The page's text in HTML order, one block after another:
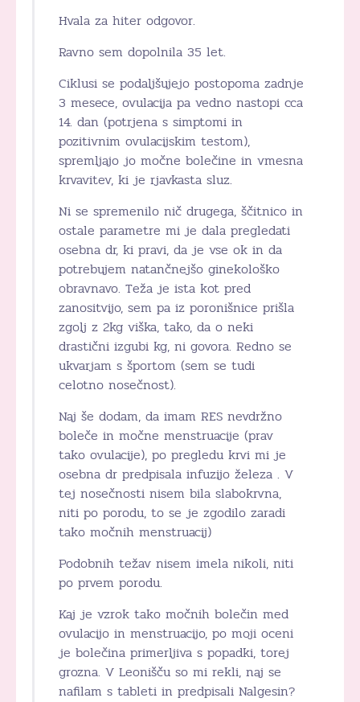
Hvala za hiter odgovor.
Ravno sem dopolnila 35 let.
Ciklusi se podaljšujejo postopoma zadnje
3 mesece, ovulacija pa vedno nastopi cca
14. dan (potrjena s simptomi in
pozitivnim ovulacijskim testom),
spremljajo jo močne bolečine in vmesna
krvavitev, ki je rjavkasta sluz.
Ni se spremenilo nič drugega, ščitnico in
ostale parametre mi je dala pregledati
osebna dr, ki pravi, da je vse ok in da
potrebujem natančnejšo ginekološko
obravnavo. Teža je ista kot pred
zanositvijo, sem pa iz poronišnice prišla
zgolj z 2kg viška, tako, da o neki
drastični izgubi kg, ni govora. Redno se
ukvarjam s športom (sem se tudi
celotno nosečnost).
Naj še dodam, da imam RES nevdržno
boleče in močne menstruacije (prav
tako ovulacije), po pregledu krvi mi je
osebna dr predpisala infuzijo železa . V
tej nosečnosti nisem bila slabokrvna,
niti po porodu, to se je zgodilo zaradi
tako močnih menstruacij)
Podobnih težav nisem imela nikoli, niti
po prvem porodu.
Kaj je vzrok tako močnih bolečin med
ovulacijo in menstruacijo, po moji oceni
je bolečina primerljiva s popadki, torej
grozna. V Leonišču so mi rekli, naj se
nafilam s tableti in predpisali Nalgesin?